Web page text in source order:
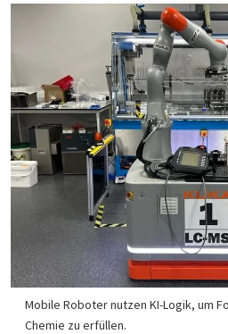
Mobile Roboter nutzen KI-Logik, um
Chemie zu erfüllen.